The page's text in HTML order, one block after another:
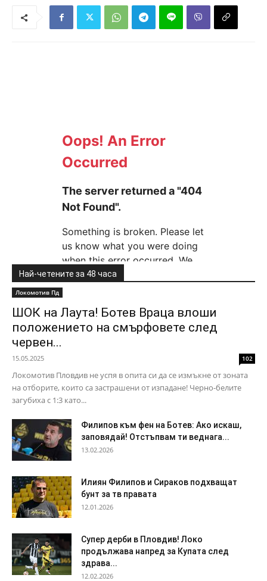
Най-четените за 48 часа
Локомотив Пд
ШОК на Лаута! Ботев Враца влоши
положението на смърфовете след
червен...
15.05.2025 102
Локомотив Пловдив не успя в опита си да се измъкне от зоната
на отборите, които са застрашени от изпадане! Черно-белите
загубиха с 1:3 като...
Филипов към фен на Ботев: Ако искаш,
заповядай! Отстъпвам ти веднага...
13.02.2026
Илиян Филипов и Сираков подхващат
бунт за тв правата
12.01.2026
Супер дерби в Пловдив! Локо
продължава напред за Купата след
здрава...
12.02.2026